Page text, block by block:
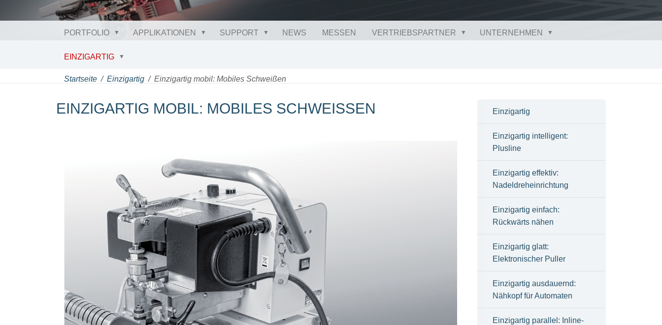
PORTFOLIO APPLIKATIONEN SUPPORT NEWS MESSEN VERTRIEBSPARTNER UNTERNEHMEN
EINZIGARTIG
Startseite Einzigartig Einzigartig mobil: Mobiles Schweißen
EINZIGARTIG MOBIL: MOBILES SCHWEISSEN Einzigartig
Einzigartig intelligent:
Plusline
Einzigartig effektiv:
Nadeldreheinrichtung
Einzigartig einfach:
Rückwärts nähen
Einzigartig glatt:
Elektronischer Puller
Einzigartig ausdauernd:
Nähkopf für Automaten
Einzigartig parallel: Inline-